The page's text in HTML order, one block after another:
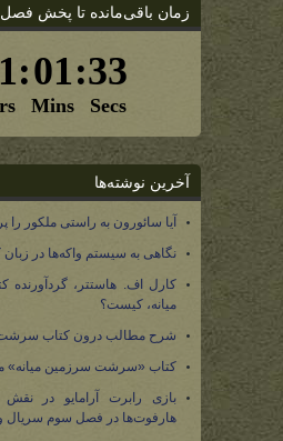
زمان باقی‌مانده تا پخش
آخرین نوشته‌ها
آیا سائورون به راستی ملکور
نگاهی به سیستم واکه‌ها در زبان
کارل اف. هاستتر،
میانه، کیست؟
شرح مطالب درون کتاب سرشت
کتاب «سرشت سرزمین میانه»
بازی رابرت آرامایو در
هارفوت‌ها در فصل سوم سریال و